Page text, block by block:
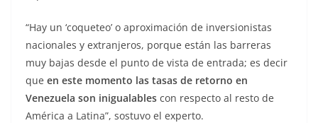
“Hay un ‘coqueteo’ o aproximación de inversionistas
nacionales y extranjeros, porque están las barreras
muy bajas desde el punto de vista de entrada; es decir
que en este momento las tasas de retorno en
Venezuela son inigualables con respecto al resto de
América a Latina”, sostuvo el experto.